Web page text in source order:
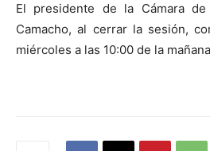
El presidente de la Cámara de
Camacho, al cerrar la sesión,
miércoles a las 10:00 de la